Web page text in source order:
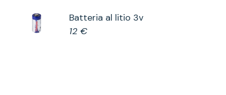
Batteria al litio 3v
12 €